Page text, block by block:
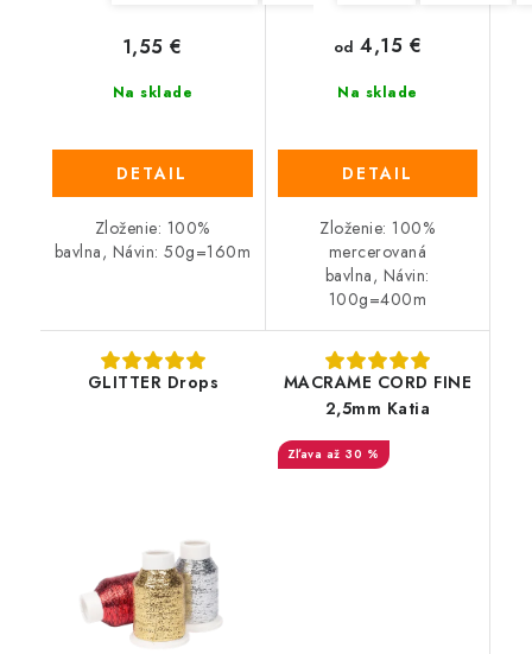
Na sklade
1,55 €
DETAIL
Zloženie: 100%
bavlna, Návin: 50g=160m
Na sklade
od 4,15 €
DETAIL
Zloženie: 100%
mercerovaná
bavlna, Návin:
100g=400m
GLITTER Drops
MACRAME CORD FINE
2,5mm Katia
až 30 %